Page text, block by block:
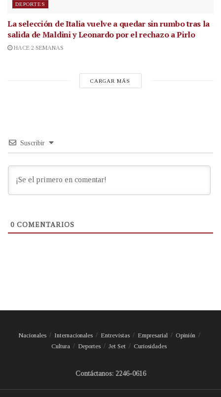
DEPORTES
La selección de Italia vuelve a quedar sin rumbo tras la
salida de Maldini y Leonardo por el rechazo a Pirlo
HACE 2 SEMANAS
CARGAR MÁS
Suscribir
0 COMENTARIOS
Nacionales Internacionales Entrevistas Empresarial
Opinión
Cultura
Deportes Jet Set Curiosidades
Contáctanos: 2246-0616